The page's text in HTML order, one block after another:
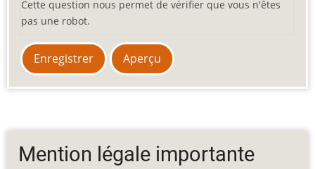
Cette question nous permet de vérifier que vous n'êtes
pas une robot.
Mention légale importante